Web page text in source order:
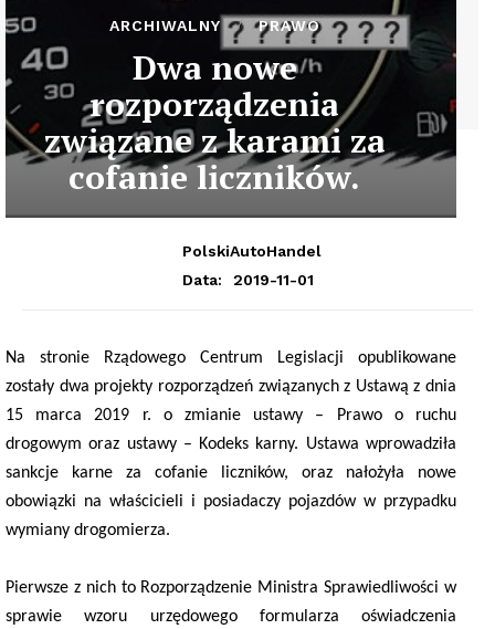
ARCHIWALNY PRAWO
Dwa nowe
rozporządzenia
związane z karami za
cofanie liczników.
PolskiAutoHandel
Data:
2019-11-01
Na stronie Rządowego Centrum Legislacji opublikowane
zostały dwa projekty rozporządzeń związanych z Ustawą z dnia
15 marca 2019 r. o zmianie ustawy – Prawo o ruchu
drogowym oraz ustawy – Kodeks karny. Ustawa wprowadziła
sankcje karne za cofanie liczników, oraz nałożyła nowe
obowiązki na właścicieli i posiadaczy pojazdów w przypadku
wymiany drogomierza.
Pierwsze z nich to Rozporządzenie Ministra Sprawiedliwości w
sprawie wzoru urzędowego formularza oświadczenia